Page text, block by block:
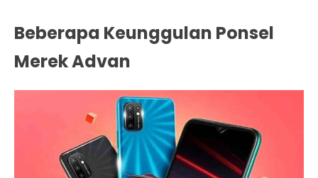
Beberapa Keunggulan Ponsel
Merek Advan